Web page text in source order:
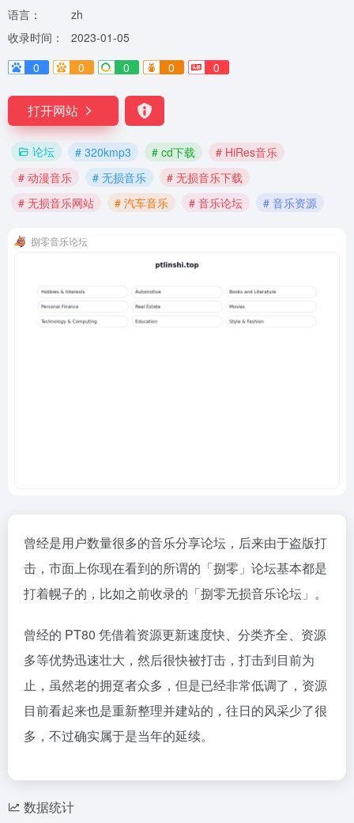
语言：
zh
收录时间：
2023-01-05
0
0 0 0 0
打开网站
论坛 # 320kmp3 # cd下载
# HiRes音乐
# 动漫音乐
# 无损音乐
# 无损音乐下载
# 无损音乐网站
# 汽车音乐 # 音乐论坛 # 音乐资源
捌零音乐论坛
曾经是用户数量很多的音乐分享论坛，后来由于盗版打
击，市面上你现在看到的所谓的「捌零」论坛基本都是
打着幌子的，比如之前收录的「捌零无损音乐论坛 」。
曾经的 PT80 凭借着资源更新速度快、分类齐全、资源
多等优势迅速壮大，然后很快被打击，打击到目前为
止，虽然老的拥趸者众多，但是已经非常低调了，资源
目前看起来也是重新整理并建站的，往日的风采少了很
多，不过确实属于是当年的延续。
数据统计